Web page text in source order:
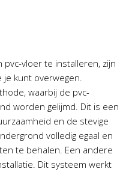
vloer te installeren, zijn
kunt overwegen.
waarbij de pvc-
worden gelijmd. Dit is een
en de stevige
volledig egaal en
te behalen. Een andere
Dit systeem werkt